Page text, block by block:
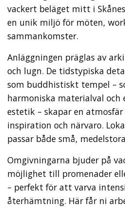
vackert beläget mitt i
en unik miljö för möten,
sammankomster.
Anläggningen präglas av
och lugn. De tidstypiska
som buddhistiskt tempel –
harmoniska materialval och
estetik – skapar en
inspiration och närvaro.
passar både små,
Omgivningarna bjuder på
möjlighet till promenader
– perfekt för att varva
återhämtning. Här får ni